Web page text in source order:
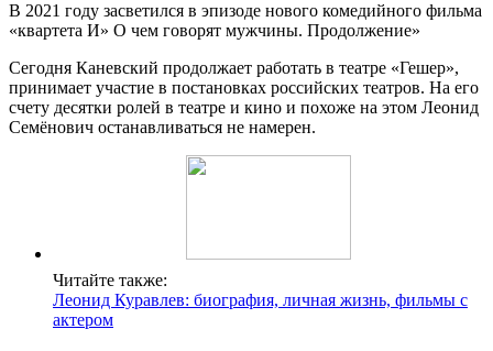
В 2021 году засветился в эпизоде нового комедийного фильма
«квартета И» О чем говорят мужчины. Продолжение»
Сегодня Каневский продолжает работать в театре «Гешер»,
принимает участие в постановках российских театров. На его
счету десятки ролей в театре и кино и похоже на этом Леонид
Семёнович останавливаться не намерен.
Читайте также:
Леонид Куравлев: биография, личная жизнь, фильмы с
актером